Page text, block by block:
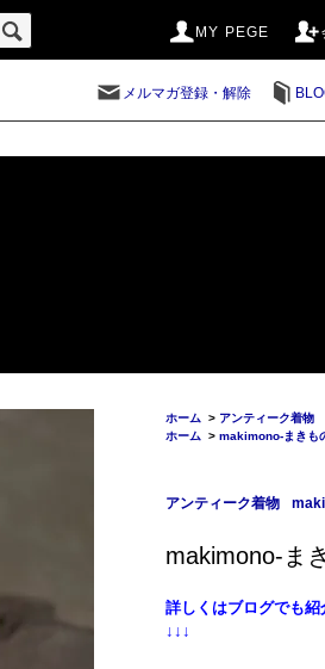
MY PEGE
メルマガ登録・解除
ホーム > アンティーク着物
ホーム > makimono-まきも
アンティーク着物
makimono-ま
詳しくはブログでも紹
↓↓↓